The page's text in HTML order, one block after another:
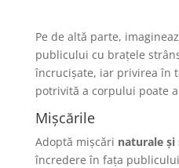
Pe de altă parte,
publicului cu brațele
încrucișate, iar privirea în
potrivită a corpului poate
Mișcările
Adoptă mișcări naturale și
încredere în fața